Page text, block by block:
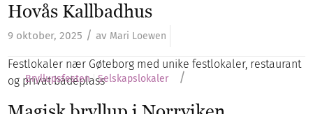
Hovås Kallbadhus
9 oktober, 2025 / av Mari Loewen
Festlokaler nær Gøteborg med unike festlokaler, restaurant
og privat badeplass
Bryllupsfesten Selskapslokaler /